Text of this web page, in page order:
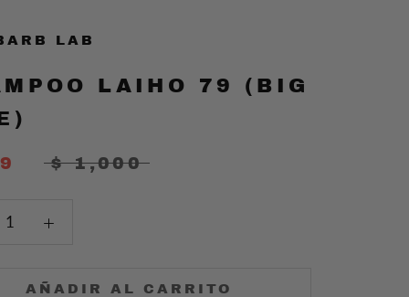
LAB
LAIHO 79 (BIG
$ 1,000
AÑADIR AL CARRITO